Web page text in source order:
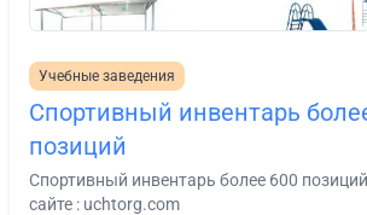
Учебные заведения
Спортивный инвентарь
позиций
Спортивный инвентарь более 600
сайте : uchtorg.com